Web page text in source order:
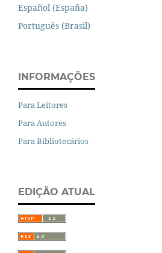
Español (España)
Português (Brasil)
INFORMAÇÕES
Para Leitores
Para Autores
Para Bibliotecários
EDIÇÃO ATUAL